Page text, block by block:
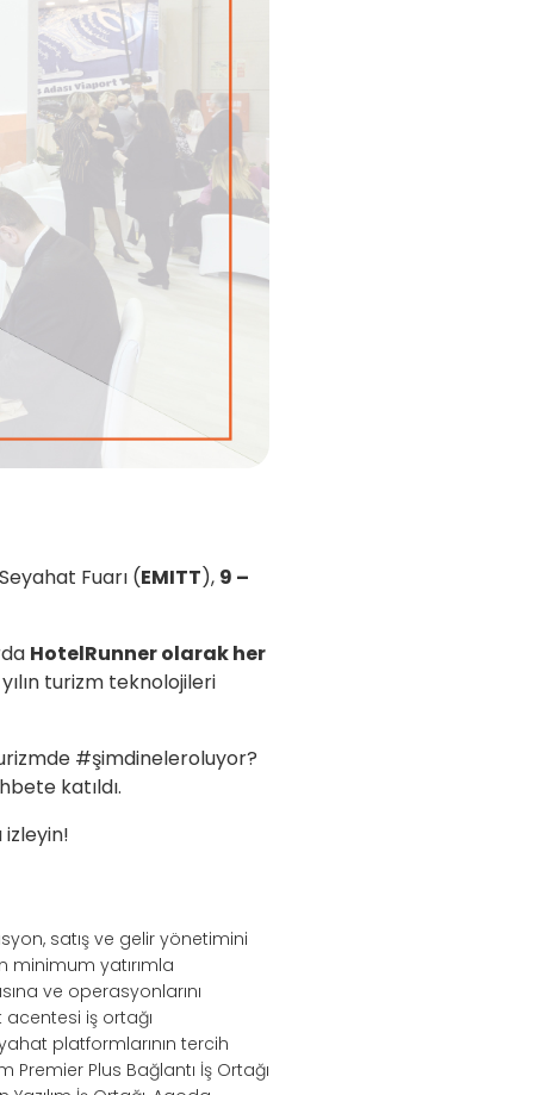
Fuarı (EMITT), 9 –
HotelRunner olarak her
turizm teknolojileri
#şimdineleroluyor?
katıldı.
izleyin!
satış ve gelir yönetimini
yatırımla
ve operasyonlarını
acentesi iş ortağı
platformlarının tercih
Premier Plus Bağlantı İş Ortağı